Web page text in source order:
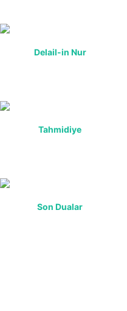
Delail-in Nur
Tahmidiye
Son Dualar